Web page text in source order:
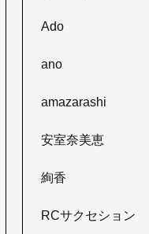
Ado
ano
amazarashi
安室奈美恵
絢香
RCサクセション